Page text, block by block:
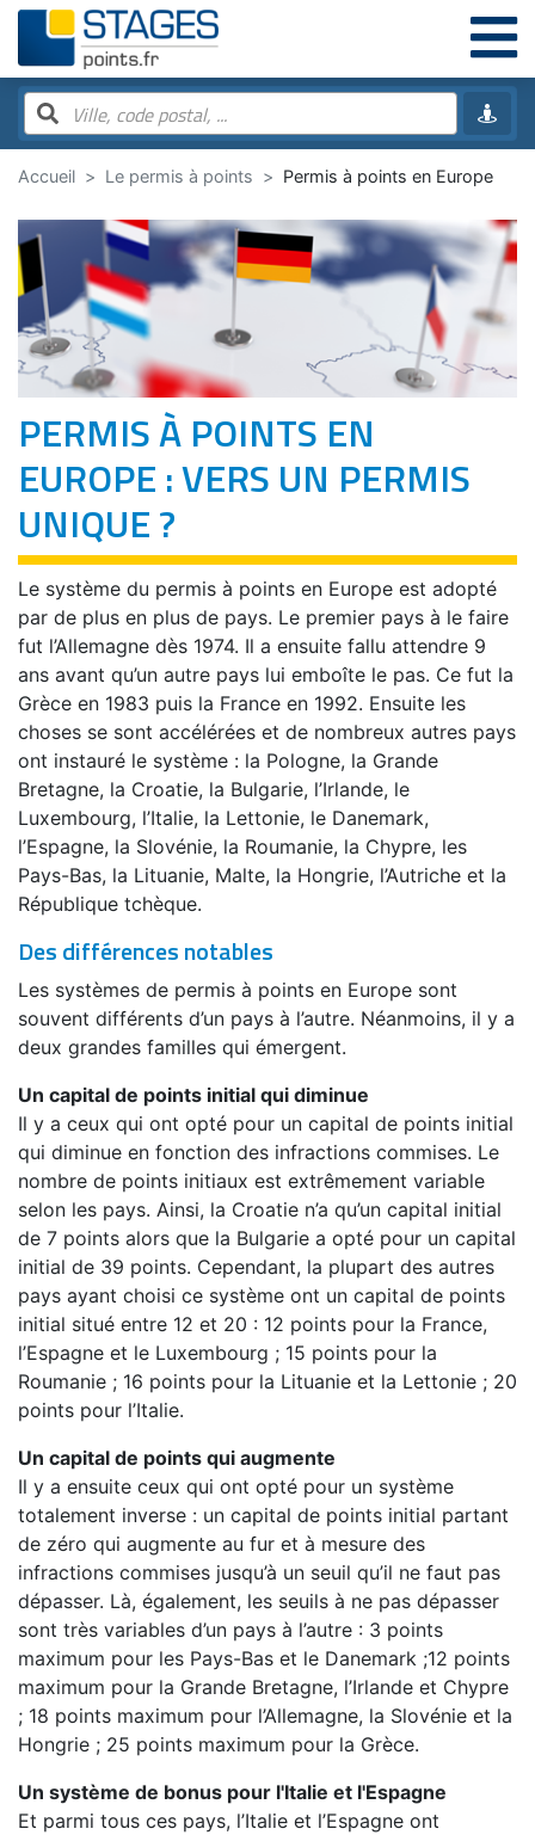
Accueil Le permis à points Permis à points en Europe
PERMIS À POINTS EN
EUROPE : VERS UN PERMIS
UNIQUE ?
Le système du permis à points en Europe est adopté
par de plus en plus de pays. Le premier pays à le faire
fut l’Allemagne dès 1974. Il a ensuite fallu attendre 9
ans avant qu’un autre pays lui emboîte le pas. Ce fut la
Grèce en 1983 puis la France en 1992. Ensuite les
choses se sont accélérées et de nombreux autres pays
ont instauré le système : la Pologne, la Grande
Bretagne, la Croatie, la Bulgarie, l’Irlande, le
Luxembourg, l’Italie, la Lettonie, le Danemark,
l’Espagne, la Slovénie, la Roumanie, la Chypre, les
Pays-Bas, la Lituanie, Malte, la Hongrie, l’Autriche et la
République tchèque.
Des différences notables
Les systèmes de permis à points en Europe sont
souvent différents d’un pays à l’autre. Néanmoins, il y a
deux grandes familles qui émergent.
Un capital de points initial qui diminue
Il y a ceux qui ont opté pour un capital de points initial
qui diminue en fonction des infractions commises. Le
nombre de points initiaux est extrêmement variable
selon les pays. Ainsi, la Croatie n’a qu’un capital initial
de 7 points alors que la Bulgarie a opté pour un capital
initial de 39 points. Cependant, la plupart des autres
pays ayant choisi ce système ont un capital de points
initial situé entre 12 et 20 : 12 points pour la France,
l’Espagne et le Luxembourg ; 15 points pour la
Roumanie ; 16 points pour la Lituanie et la Lettonie ; 20
points pour l’Italie.
Un capital de points qui augmente
Il y a ensuite ceux qui ont opté pour un système
totalement inverse : un capital de points initial partant
de zéro qui augmente au fur et à mesure des
infractions commises jusqu’à un seuil qu’il ne faut pas
dépasser. Là, également, les seuils à ne pas dépasser
sont très variables d’un pays à l’autre : 3 points
maximum pour les Pays-Bas et le Danemark ;12 points
maximum pour la Grande Bretagne, l’Irlande et Chypre
; 18 points maximum pour l’Allemagne, la Slovénie et la
Hongrie ; 25 points maximum pour la Grèce.
Un système de bonus pour l'Italie et l'Espagne
Et parmi tous ces pays, l’Italie et l’Espagne ont